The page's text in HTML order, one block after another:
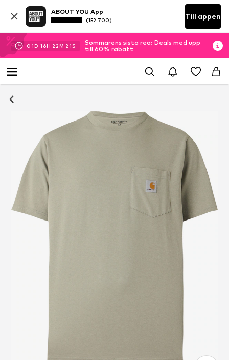
ABOUT YOU App
(152 700) Till appen
01D 16H 22M 20S
Sommarens sista rea: Deals med upp
till 60% rabatt